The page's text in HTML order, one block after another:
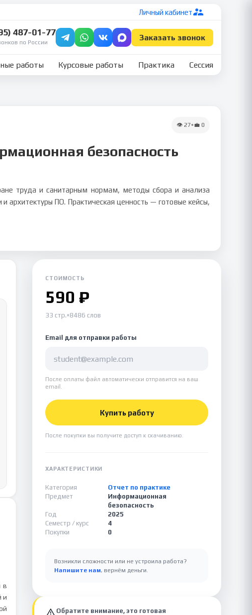
Личный кабинет
487-01-77
по России
Заказать звонок
работы Курсовые работы Практика Сессия
👁 27•💼 0
безопасность
труда и санитарным нормам, методы сбора и анализа
архитектуры ПО. Практическая ценность — готовые кейсы,
в
и
СТОИМОСТЬ
590 ₽
33 стр.•8486 слов
Email для отправки работы
После оплаты файл автоматически отправится на ваш
email.
Купить работу
После покупки вы получите доступ к скачиванию.
ХАРАКТЕРИСТИКИ
Категория
Отчет по практике
Предмет
Информационная
безопасность
Год
2025
Семестр / курс
4
Покупки
0
Возникли сложности или не устроила работа?
Напишите нам, вернём деньги.
Обратите внимание, это готовая